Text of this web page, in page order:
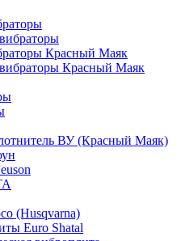
Красный Маяк
Красный Маяк
ВУ (Красный Маяк)
(Husqvarna)
Euro Shatal